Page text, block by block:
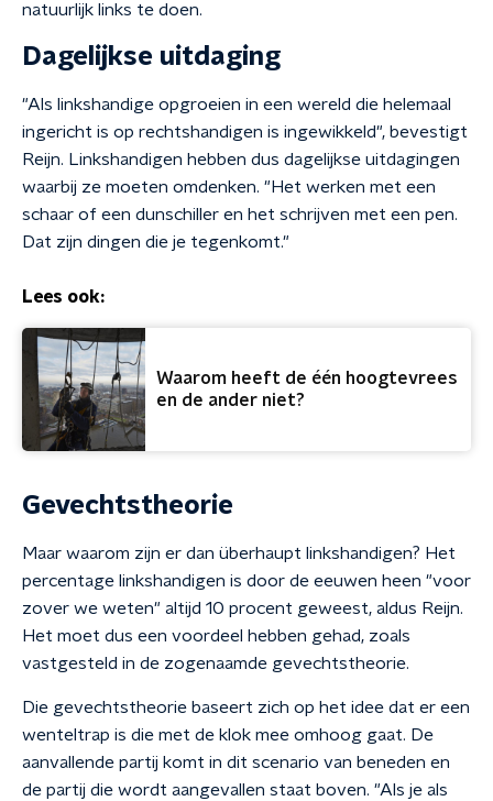
natuurlijk links te doen.
Dagelijkse uitdaging
"Als linkshandige opgroeien in een wereld die helemaal
ingericht is op rechtshandigen is ingewikkeld", bevestigt
Reijn. Linkshandigen hebben dus dagelijkse uitdagingen
waarbij ze moeten omdenken. "Het werken met een
schaar of een dunschiller en het schrijven met een pen.
Dat zijn dingen die je tegenkomt."
Lees ook:
Waarom heeft de één hoogtevrees
en de ander niet?
Gevechtstheorie
Maar waarom zijn er dan überhaupt linkshandigen? Het
percentage linkshandigen is door de eeuwen heen "voor
zover we weten" altijd 10 procent geweest, aldus Reijn.
Het moet dus een voordeel hebben gehad, zoals
vastgesteld in de zogenaamde gevechtstheorie.
Die gevechtstheorie baseert zich op het idee dat er een
wenteltrap is die met de klok mee omhoog gaat. De
aanvallende partij komt in dit scenario van beneden en
de partij die wordt aangevallen staat boven. "Als je als